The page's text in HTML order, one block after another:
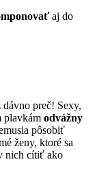
aj do
preč! Sexy,
plavkám odvážny
pôsobiť
ženy, ktoré sa
nich cítiť ako